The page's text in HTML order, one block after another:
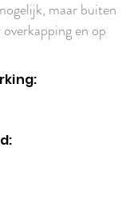
maar buiten
en op